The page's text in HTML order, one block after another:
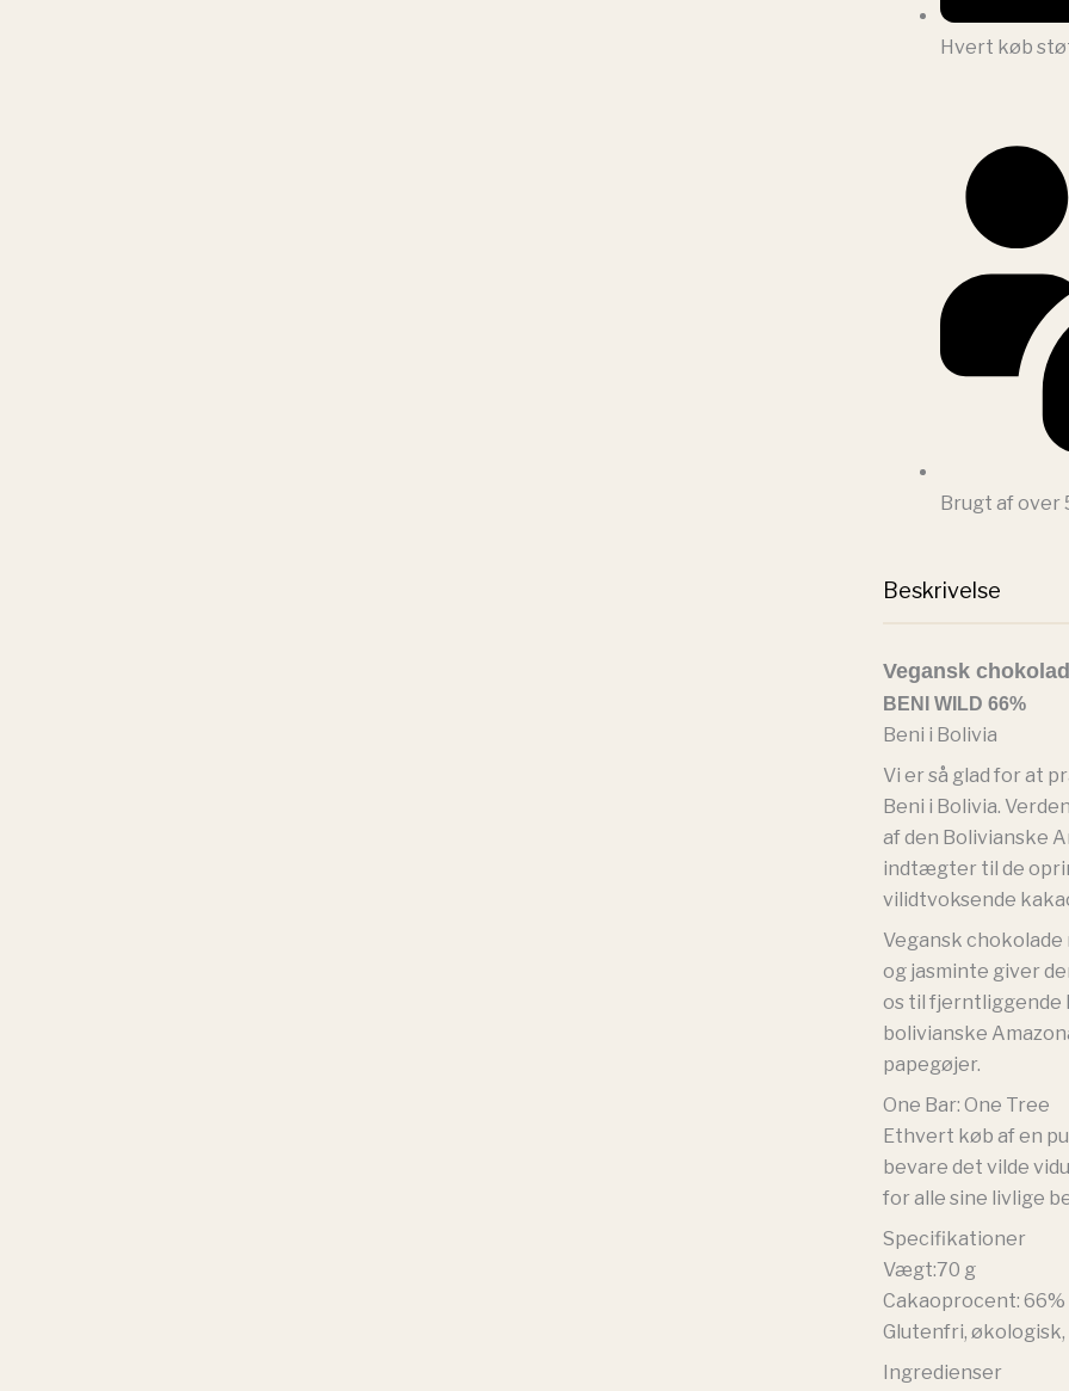
Hvert køb
Brugt af over
Beskrivelse
Vegansk
BENI WILD 66%
Beni i Bolivia
Vi er så glad for at
Beni i Bolivia.
af den Bolivianske
indtægter til de
vilidtvoksende
Vegansk
og jasminte giver
os til
bolivianske
papegøjer.
One Bar: One Tree
Ethvert køb af en
bevare det vilde
for alle sine livlige
Specifikationer
Vægt:70 g
Cakaoprocent: 66%
Glutenfri,
Ingredienser